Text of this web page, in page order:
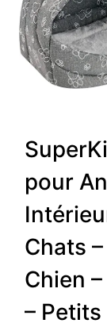
pour
Chats
Chien
–